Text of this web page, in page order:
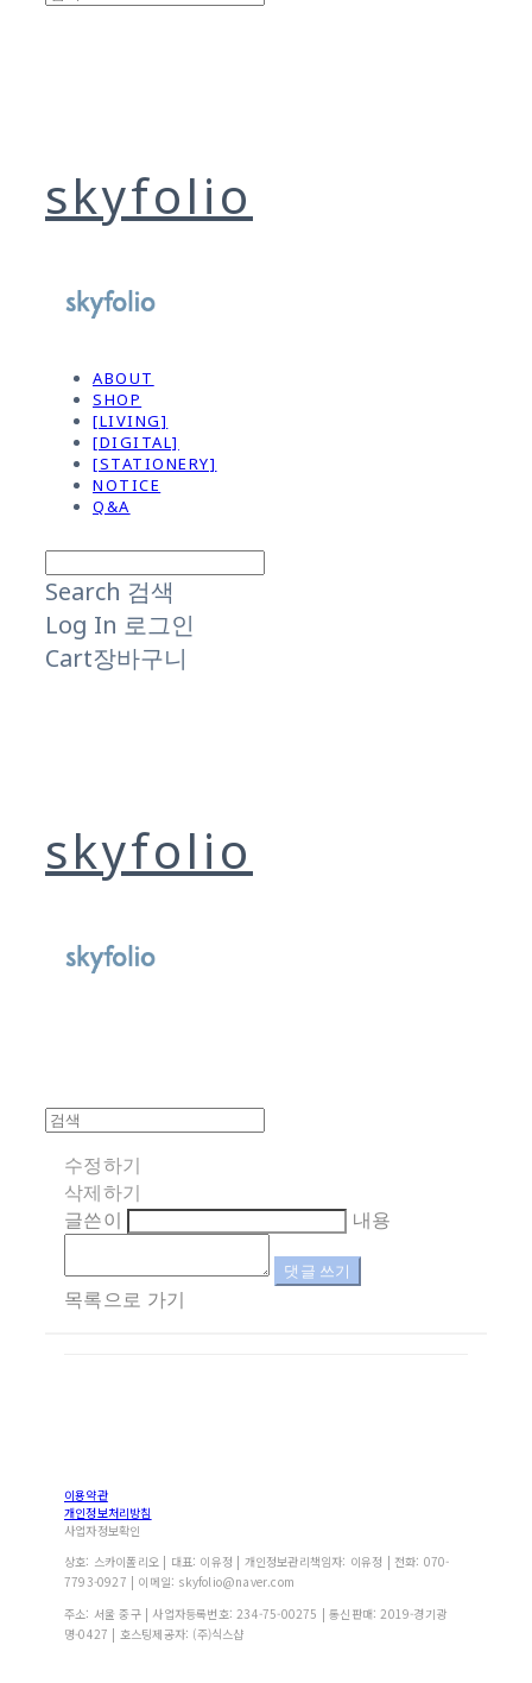
skyfolio
ABOUT
SHOP
[LIVING]
[DIGITAL]
[STATIONERY]
NOTICE
Q&A
Search 검색
Log In 로그인
Cart장바구니
skyfolio
수정하기
삭제하기
글쓴이
내용
댓글 쓰기
목록으로 가기
이용약관
개인정보처리방침
사업자정보확인
상호: 스카이폴리오 | 대표: 이유정 | 개인정보관리책임자: 이유정 | 전화: 070-
7793-0927 | 이메일: skyfolio@naver.com
주소: 서울 중구 | 사업자등록번호: 234-75-00275 | 통신판매: 2019-경기광
명-0427 | 호스팅제공자: (주)식스샵